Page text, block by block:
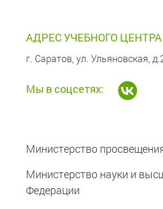
АДРЕС УЧЕБНОГО ЦЕНТРА
г. Саратов, ул. Ульяновская,
Мы в соцсетях:
Министерство
Министерство науки и
Федерации